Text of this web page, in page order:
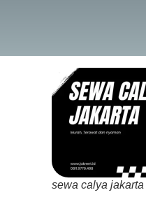
sewa calya jakarta